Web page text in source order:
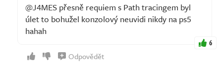
@J4MES přesně requiem s Path tracingem byl
úlet to bohužel konzolový neuvidi nikdy na ps5
hahah
6
Odpovědět